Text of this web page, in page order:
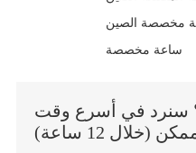
مخصصة الصين
ساعة مخصصة
سنرد في أسرع وقت
(خلال 12 ساعة)